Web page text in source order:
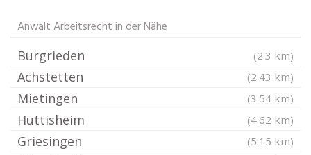
Anwalt Arbeitsrecht in der Nähe
Burgrieden (2.3 km)
Achstetten (2.43 km)
Mietingen (3.54 km)
Hüttisheim (4.62 km)
Griesingen (5.15 km)